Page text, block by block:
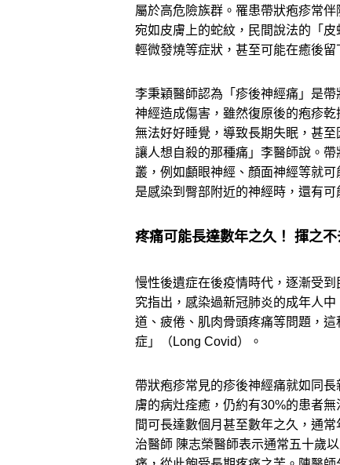
屬於高危險族群。罹患帶狀疱疹常
宛如皮膚上的蛇紋，民間說法的「
輕微發燒等症狀，甚至可能在癒後
李秉穎醫師認為「疹後神經痛」是
神經造成傷害，雖然復原後的疱疹
無法好好睡覺，導致長期失眠，甚
讓人想自殺的那種痛」李醫師說。
叢，例如顱眼神經、顏面神經等就
是感染到臀部附近的神經時，還有
疼痛可能長達數年之久！ 揮之不
慢性後遺症在後疫情時代，逐漸受
究指出，感染過新冠肺炎的成年人
道、疲倦、肌肉骨頭疼痛等問題，
症」（Long Covid）。
帶狀疱疹常見的疹後神經痛就如同
膚的病灶痊癒，仍約有30%的患者
間可長達數個月甚至數年之久，通
治醫師 陳志榮醫師表示通常五十歲